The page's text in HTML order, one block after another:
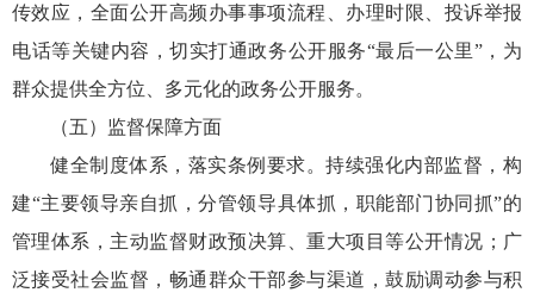
传效应，全面公开高频办事事项流程、办理时限、投诉举报
电话等关键内容，切实打通政务公开服务“最后一公里”，为
群众提供全方位、多元化的政务公开服务。
（五）监督保障方面
健全制度体系，落实条例要求。持续强化内部监督，构
建“主要领导亲自抓，分管领导具体抓，职能部门协同抓”的
管理体系，主动监督财政预决算、重大项目等公开情况；广
泛接受社会监督，畅通群众干部参与渠道，鼓励调动参与积